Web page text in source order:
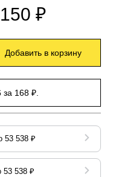
₽
Добавить в корзину
за 168 ₽.
53 538 ₽
53 538 ₽